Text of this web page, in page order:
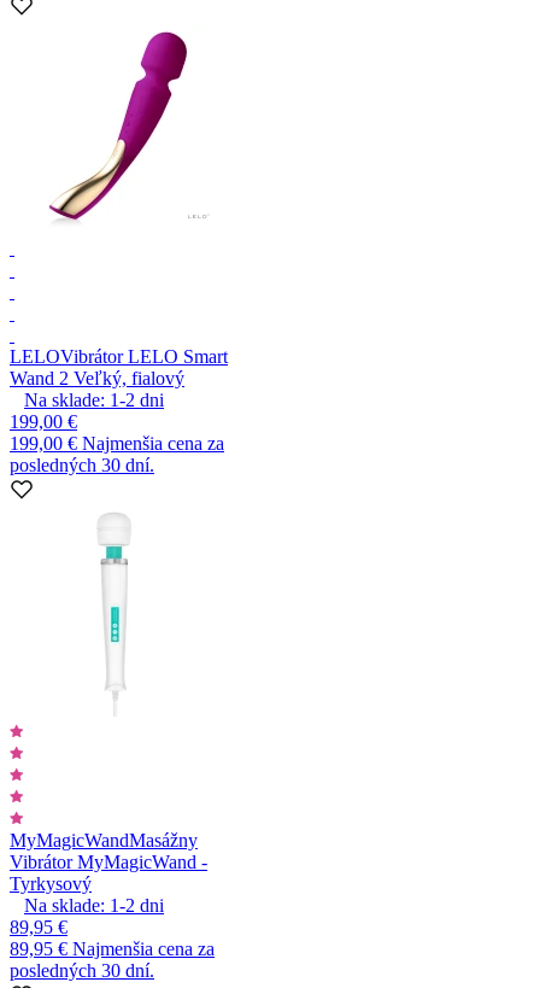
LELOVibrátor LELO Smart
Wand 2 Veľký, fialový
Na sklade: 1-2 dni
199,00 €
199,00 € Najmenšia cena za
posledných 30 dní.
MyMagicWandMasážny
Vibrátor MyMagicWand -
Tyrkysový
Na sklade: 1-2 dni
89,95 €
89,95 € Najmenšia cena za
posledných 30 dní.